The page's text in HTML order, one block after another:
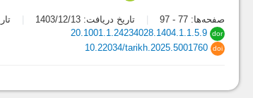
صفحه‌ها: 77
- تاریخ دریافت: 1403/12/13
dor
20.1001.1.24234028.1404.1.1.5.9
doi
10.22034/tarikh.2025.5001760